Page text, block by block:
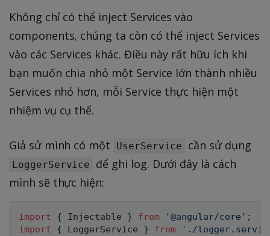
Không chỉ có thể inject Services vào
components, chúng ta còn có thể inject Services
vào các Services khác. Điều này rất hữu ích khi
bạn muốn chia nhỏ một Service lớn thành nhiều
Services nhỏ hơn, mỗi Service thực hiện một
nhiệm vụ cụ thể.
Giả sử mình có một UserService cần sử dụng
LoggerService
để ghi log. Dưới đây là cách
mình sẽ thực hiện:
import { Injectable } from '@angular/core' ;
import
{ LoggerService } from './